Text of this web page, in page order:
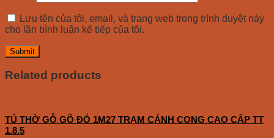
Lưu tên của tôi, email, và trang web trong trình duyệt này
cho lần bình luận kế tiếp của tôi.
Related products
TỦ THỜ GỖ GÕ ĐỎ 1M27 TRẠM CÁNH CONG CAO CẤP TT
1.8.5